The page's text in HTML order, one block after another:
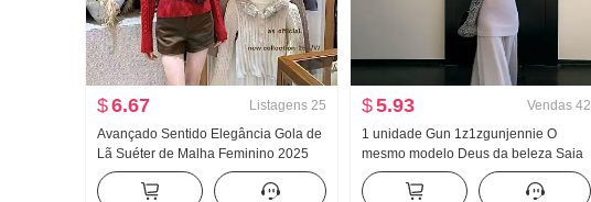
$6.67 Listagens 25
Avançado Sentido Elegância Gola de
Lã Suéter de Malha Feminino 2025
Outono e inverno Novo Ajustado
Efeito emagrecedor Trança Manga
$5.93 Vendas 42
1 unidade Gun 1z1zgunjennie O
mesmo modelo Deus da beleza Saia
Alta qualidade Regata Ao mesmo
tempo Sentido Tule Vestido Pilha